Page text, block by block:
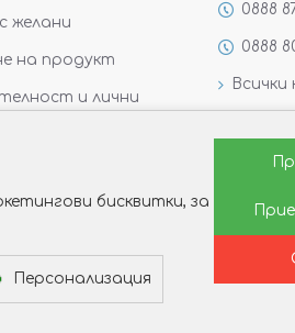
желани
на продукт
и лични
0888
0888
Защо
Как да
бисквитки, за
Персонализация